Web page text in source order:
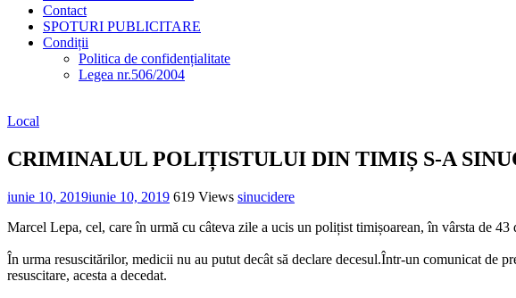
Contact
SPOTURI PUBLICITARE
Condiții
Politica de confidențialitate
Legea nr.506/2004
Local
CRIMINALUL POLIȚISTULUI DIN TIMIȘ S-A
iunie 10, 2019iunie 10, 2019 619 Views sinucidere
Marcel Lepa, cel, care în urmă cu câteva zile a ucis un polițist timișoarean, în vârsta de
În urma resuscitărilor, medicii nu au putut decât să declare decesul.Într-un comunicat de
resuscitare, acesta a decedat.